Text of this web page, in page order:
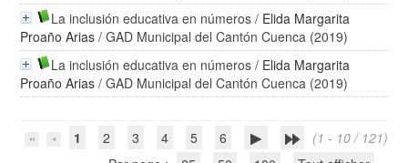
La inclusión educativa en números / Elida Margarita
Proaño Arias / GAD Municipal del Cantón Cuenca (2019)
La inclusión educativa en números / Elida Margarita
Proaño Arias / GAD Municipal del Cantón Cuenca (2019)
1 2 3 4 5 6
(1 - 10 / 121)